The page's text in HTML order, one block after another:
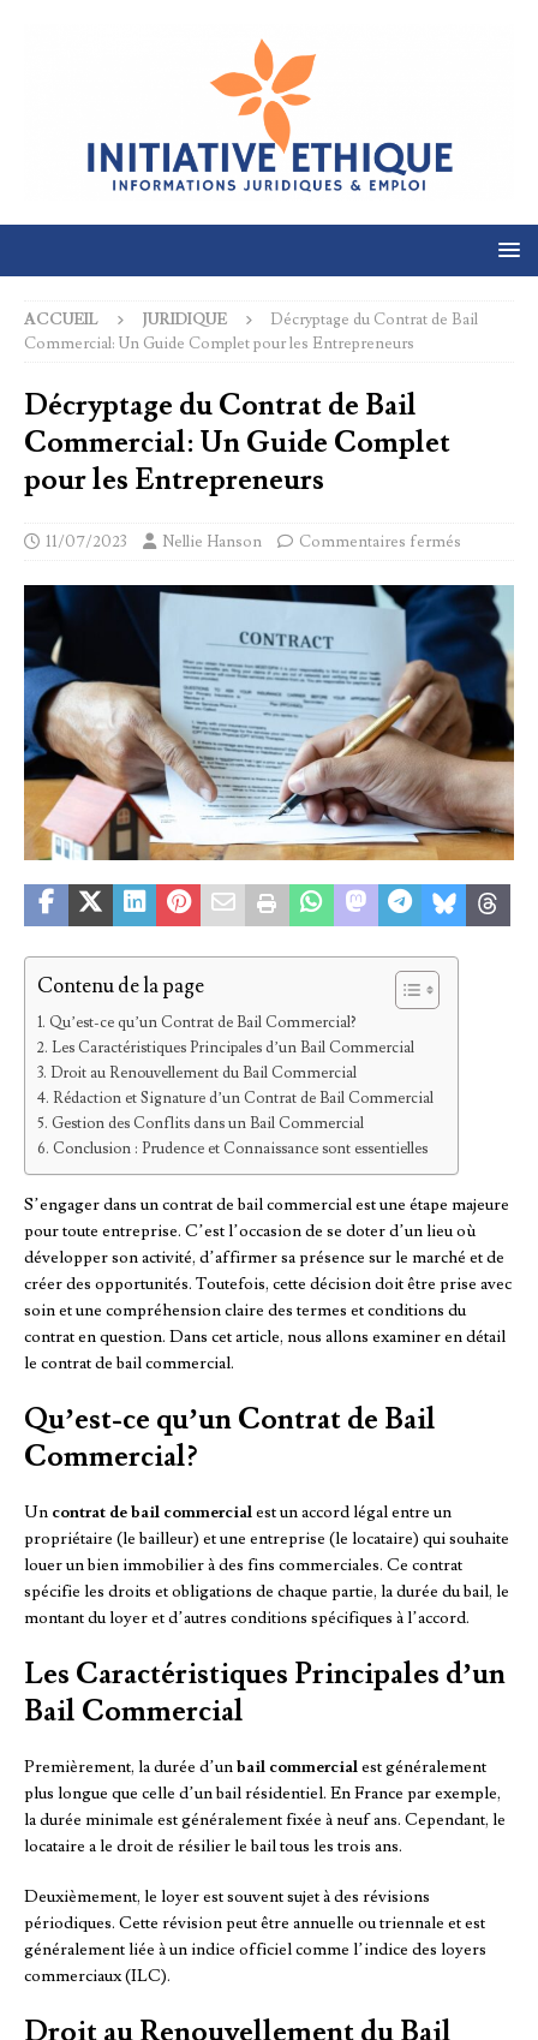
ACCUEIL JURIDIQUE
Décryptage du Contrat de Bail
Commercial: Un Guide Complet pour les Entrepreneurs
Décryptage du Contrat de Bail
Commercial: Un Guide Complet
pour les Entrepreneurs
11/07/2023 Nellie Hanson Commentaires fermés
Contenu de la page
Qu’est-ce qu’un Contrat de Bail Commercial?
Les Caractéristiques Principales d’un Bail Commercial
Droit au Renouvellement du Bail Commercial
Rédaction et Signature d’un Contrat de Bail Commercial
Gestion des Conflits dans un Bail Commercial
Conclusion : Prudence et Connaissance sont essentielles
S’engager dans un contrat de bail commercial est une étape majeure
pour toute entreprise. C’est l’occasion de se doter d’un lieu où
développer son activité, d’affirmer sa présence sur le marché et de
créer des opportunités. Toutefois, cette décision doit être prise avec
soin et une compréhension claire des termes et conditions du
contrat en question. Dans cet article, nous allons examiner en détail
le contrat de bail commercial.
Qu’est-ce qu’un Contrat de Bail
Commercial?
Un contrat de bail commercialest un accord légal entre un
propriétaire (le bailleur) et une entreprise (le locataire) qui souhaite
louer un bien immobilier à des fins commerciales. Ce contrat
spécifie les droits et obligations de chaque partie, la durée du bail, le
montant du loyer et d’autres conditions spécifiques à l’accord.
Les Caractéristiques Principales d’un
Bail Commercial
Premièrement, la durée d’unbail commercialest généralement
plus longue que celle d’un bail résidentiel. En France par exemple,
la durée minimale est généralement fixée à neuf ans. Cependant, le
locataire a le droit de résilier le bail tous les trois ans.
Deuxièmement, le loyer est souvent sujet à des révisions
périodiques. Cette révision peut être annuelle ou triennale et est
généralement liée à un indice officiel comme l’indice des loyers
commerciaux (ILC).